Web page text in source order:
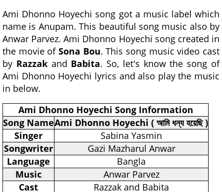
Ami Dhonno Hoyechi song got a music label which
name is Anupam. This beautiful song music also by
Anwar Parvez. Ami Dhonno Hoyechi song created in
the movie of Sona Bou. This song music video cast
by Razzakand Babita. So, let's know the song of
Ami Dhonno Hoyechi lyrics and also play the music
in below.
Ami Dhonno Hoyechi Song Information
Song NameAmi Dhonno Hoyechi ( আমি ধন্য হয়েছি )
Singer
Sabina Yasmin
Songwriter
Gazi Mazharul Anwar
Language
Bangla
Music
Anwar Parvez
Cast
Razzak and Babita